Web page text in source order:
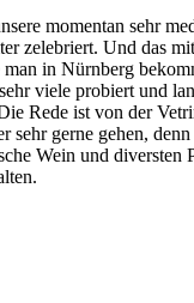
momentan sehr
zelebriert. Und das
man in Nürnberg
viele probiert und
Rede ist von der
sehr gerne gehen,
Wein und diversten